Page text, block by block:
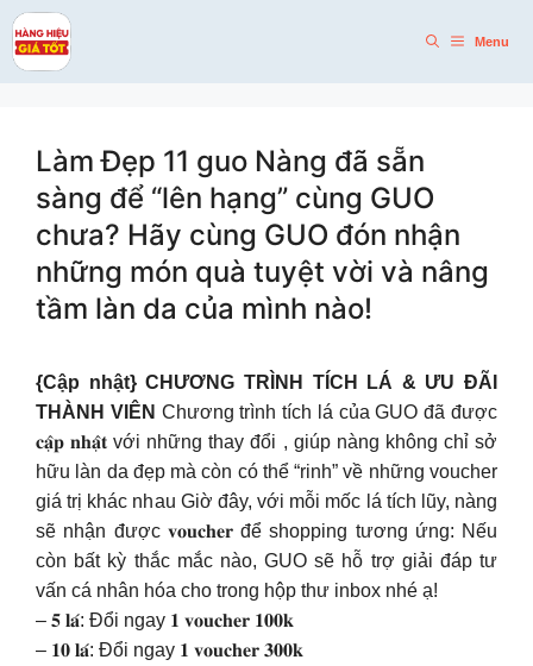
Skip
to
content
Menu
Làm Đẹp 11 guo Nàng đã sẵn
sàng để “lên hạng” cùng GUO
chưa? Hãy cùng GUO đón nhận
những món quà tuyệt vời và nâng
tầm làn da của mình nào!
{Cập nhật} CHƯƠNG TRÌNH TÍCH LÁ & ƯU ĐÃI
THÀNH VIÊN Chương trình tích lá của GUO đã được
𝐜𝐚̣̂𝐩 𝐧𝐡𝐚̣̂𝐭 với những thay đổi , giúp nàng không chỉ sở
hữu làn da đẹp mà còn có thể “rinh” về những voucher
giá trị khác nhau Giờ đây, với mỗi mốc lá tích lũy, nàng
sẽ nhận được 𝐯𝐨𝐮𝐜𝐡𝐞𝐫 để shopping tương ứng: Nếu
còn bất kỳ thắc mắc nào, GUO sẽ hỗ trợ giải đáp tư
vấn cá nhân hóa cho trong hộp thư inbox nhé ạ!
– 𝟓 𝐥𝐚́: Đổi ngay 𝟏 𝐯𝐨𝐮𝐜𝐡𝐞𝐫 𝟏𝟎𝟎𝐤
– 𝟏𝟎 𝐥𝐚́: Đổi ngay 𝟏 𝐯𝐨𝐮𝐜𝐡𝐞𝐫 𝟑𝟎𝟎𝐤